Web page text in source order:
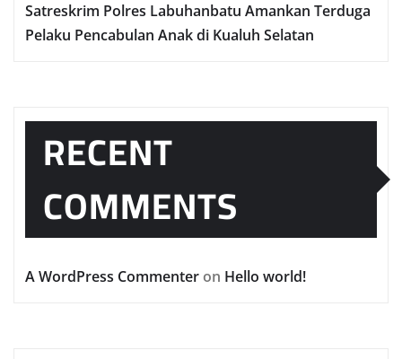
Satreskrim Polres Labuhanbatu Amankan Terduga
Pelaku Pencabulan Anak di Kualuh Selatan
RECENT
COMMENTS
A WordPress Commenter on Hello world!